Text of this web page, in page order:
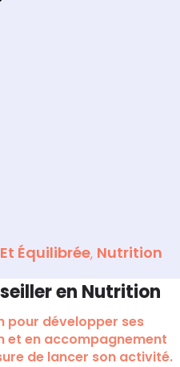
Équilibrée, Nutrition
en Nutrition
pour développer ses
et en accompagnement
de lancer son activité.